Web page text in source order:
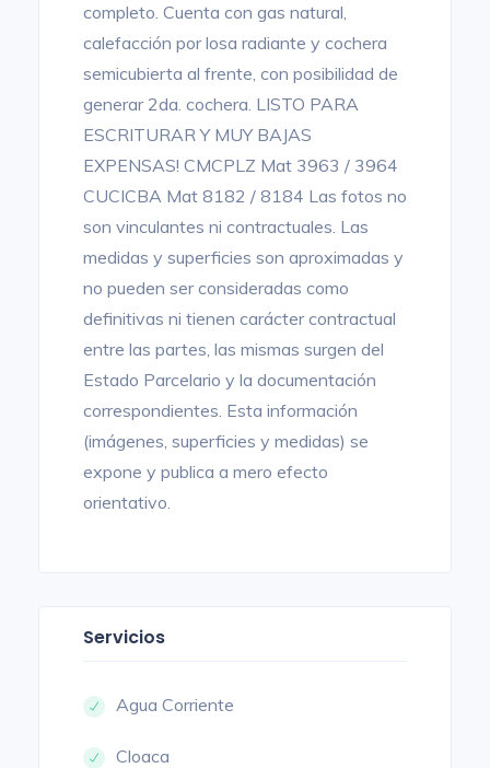
completo. Cuenta con gas natural,
calefacción por losa radiante y cochera
semicubierta al frente, con posibilidad de
generar 2da. cochera. LISTO PARA
ESCRITURAR Y MUY BAJAS
EXPENSAS! CMCPLZ Mat 3963 / 3964
CUCICBA Mat 8182 / 8184 Las fotos no
son vinculantes ni contractuales. Las
medidas y superficies son aproximadas y
no pueden ser consideradas como
definitivas ni tienen carácter contractual
entre las partes, las mismas surgen del
Estado Parcelario y la documentación
correspondientes. Esta información
(imágenes, superficies y medidas) se
expone y publica a mero efecto
orientativo.
Servicios
Agua Corriente
Cloaca